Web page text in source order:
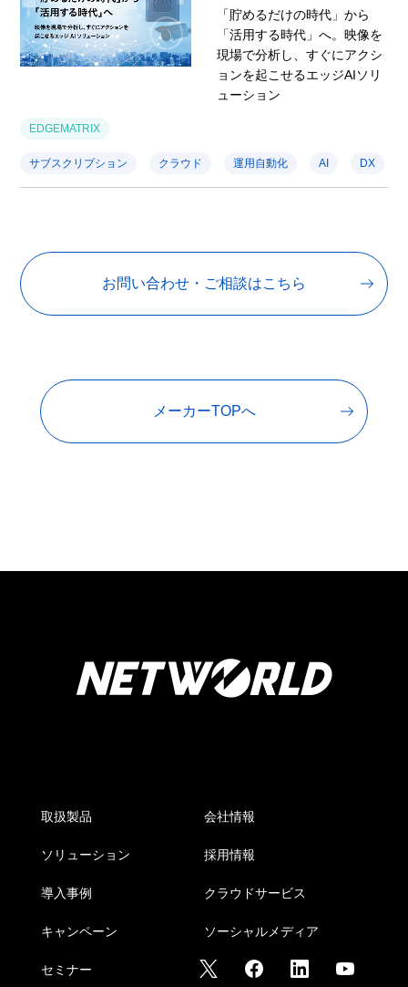
「貯めるだけの時代」から
「活用する時代」へ。映像を
現場で分析し、すぐにアクシ
ョンを起こせるエッジAIソリ
ューション
EDGEMATRIX
サブスクリプション クラウド 運用自動化 AI DX
お問い合わせ・ご相談はこちら
メーカーTOPへ
取扱製品
ソリューション
導入事例
キャンペーン
セミナー
会社情報
採用情報
クラウドサービス
ソーシャルメディア